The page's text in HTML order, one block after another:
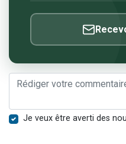
Je veux être averti des